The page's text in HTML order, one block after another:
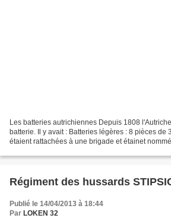
Les batteries autrichiennes Depuis 1808
batterie. Il y avait : Batteries légères : 8 pièces de
étaient rattachées à une brigade et étainet
Régiment des hussards
Publié le 14/04/2013 à 18:44
Par LOKEN 32